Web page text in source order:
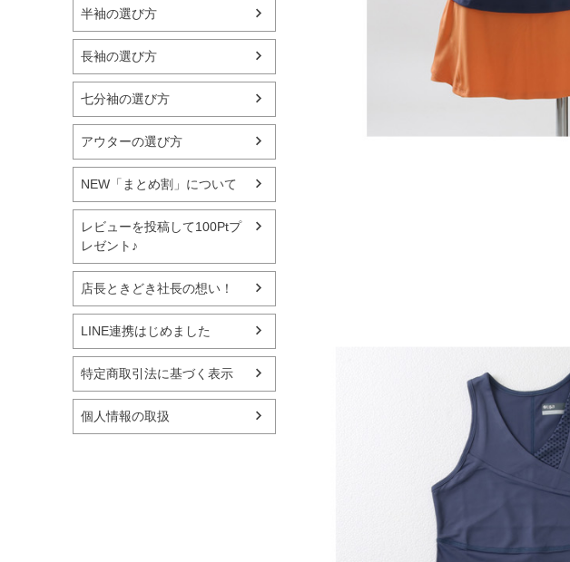
半袖の選び方
長袖の選び方
七分袖の選び方
アウターの選び方
NEW「まとめ割」について
レビューを投稿して100Ptプ
レゼント♪
店長ときどき社長の想い！
LINE連携はじめました
特定商取引法に基づく表示
個人情報の取扱